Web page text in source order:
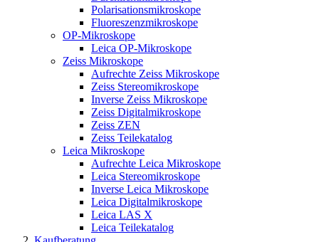
Polarisationsmikroskope
Fluoreszenzmikroskope
OP-Mikroskope
Leica OP-Mikroskope
Zeiss Mikroskope
Aufrechte Zeiss Mikroskope
Zeiss Stereomikroskope
Inverse Zeiss Mikroskope
Zeiss Digitalmikroskope
Zeiss ZEN
Zeiss Teilekatalog
Leica Mikroskope
Aufrechte Leica Mikroskope
Leica Stereomikroskope
Inverse Leica Mikroskope
Leica Digitalmikroskope
Leica LAS X
Leica Teilekatalog